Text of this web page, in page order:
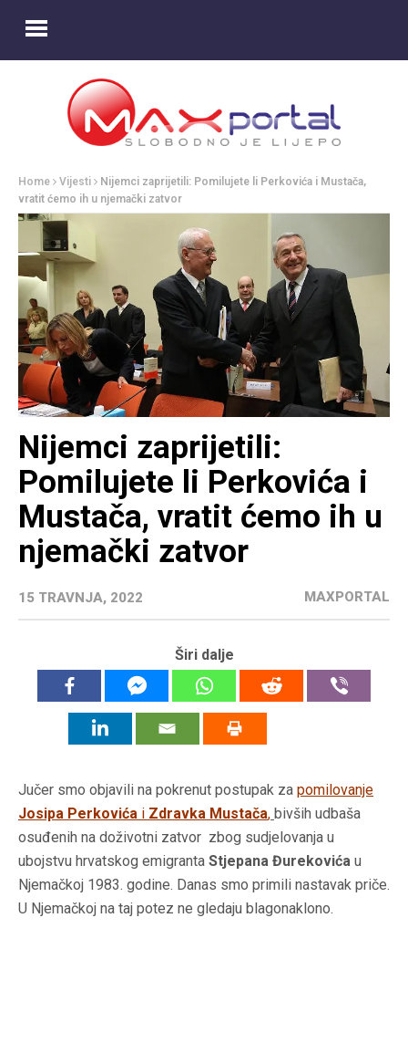
Home Vijesti
Nijemci zaprijetili: Pomilujete li Perkovića i Mustača,
vratit ćemo ih u njemački zatvor
Nijemci zaprijetili:
Pomilujete li Perkovića i
Mustača, vratit ćemo ih u
njemački zatvor
15 TRAVNJA, 2022 MAXPORTAL
Širi dalje
Jučer smo objavili na pokrenut postupak za pomilovanje
Josipa Perkovića i Zdravka Mustača, bivših udbaša
osuđenih na doživotni zatvor zbog sudjelovanja u
ubojstvu hrvatskog emigranta Stjepana Đurekovića u
Njemačkoj 1983. godine. Danas smo primili nastavak priče.
U Njemačkoj na taj potez ne gledaju blagonaklono.